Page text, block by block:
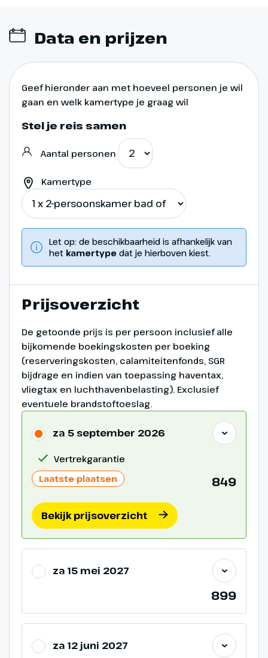
Data en prijzen
Geef hieronder aan met hoeveel personen je wil
gaan en welk kamertype je graag wil
Stel je reis samen
Aantal personen
Kamertype
Let op: de beschikbaarheid is afhankelijk van
het kamertype dat je hierboven kiest.
Prijsoverzicht
De getoonde prijs is per persoon inclusief alle
bijkomende boekingskosten per boeking
(reserveringskosten, calamiteitenfonds, SGR
bijdrage en indien van toepassing haventax,
vliegtax en luchthavenbelasting). Exclusief
eventuele brandstoftoeslag.
za 5 september 2026
Vertrekgarantie
Laatste plaatsen 849
Bekijk prijsoverzicht
za 15 mei 2027
899
za 12 juni 2027